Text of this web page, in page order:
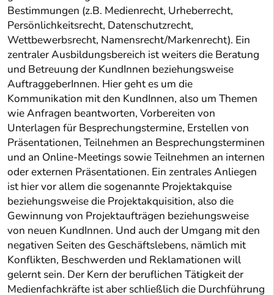
Bestimmungen (z.B. Medienrecht, Urheberrecht,
Persönlichkeitsrecht, Datenschutzrecht,
Wettbewerbsrecht, Namensrecht/Markenrecht). Ein
zentraler Ausbildungsbereich ist weiters die Beratung
und Betreuung der KundInnen beziehungsweise
AuftraggeberInnen. Hier geht es um die
Kommunikation mit den KundInnen, also um Themen
wie Anfragen beantworten, Vorbereiten von
Unterlagen für Besprechungstermine, Erstellen von
Präsentationen, Teilnehmen an Besprechungsterminen
und an Online-Meetings sowie Teilnehmen an internen
oder externen Präsentationen. Ein zentrales Anliegen
ist hier vor allem die sogenannte Projektakquise
beziehungsweise die Projektakquisition, also die
Gewinnung von Projektaufträgen beziehungsweise
von neuen KundInnen. Und auch der Umgang mit den
negativen Seiten des Geschäftslebens, nämlich mit
Konflikten, Beschwerden und Reklamationen will
gelernt sein. Der Kern der beruflichen Tätigkeit der
Medienfachkräfte ist aber schließlich die Durchführung